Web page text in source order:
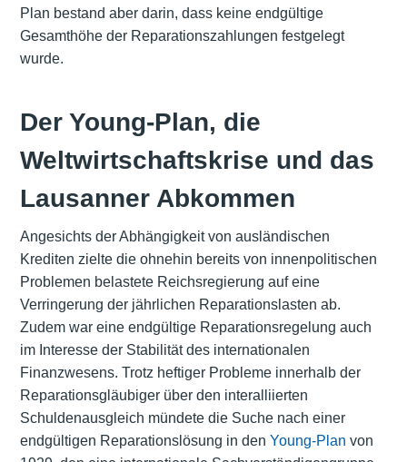
Plan bestand aber darin, dass keine endgültige
Gesamthöhe der Reparationszahlungen festgelegt
wurde.
Der Young-Plan, die
Weltwirtschaftskrise und das
Lausanner Abkommen
Angesichts der Abhängigkeit von ausländischen
Krediten zielte die ohnehin bereits von innenpolitischen
Problemen belastete Reichsregierung auf eine
Verringerung der jährlichen Reparationslasten ab.
Zudem war eine endgültige Reparationsregelung auch
im Interesse der Stabilität des internationalen
Finanzwesens. Trotz heftiger Probleme innerhalb der
Reparationsgläubiger über den interalliierten
Schuldenausgleich mündete die Suche nach einer
endgültigen Reparationslösung in den Young-Plan von